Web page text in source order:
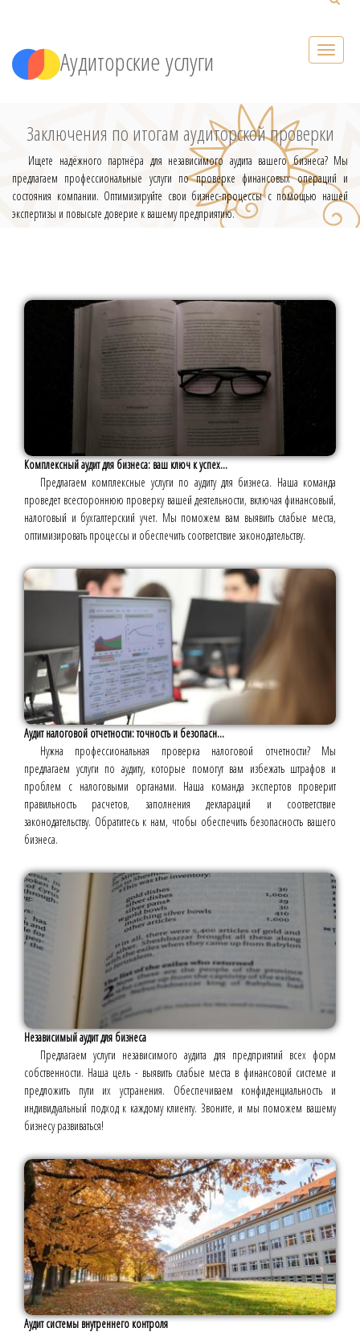
Аудиторские услуги
Заключения по итогам аудиторской проверки
Ищете надёжного партнёра для независимого аудита вашего бизнеса? Мы
предлагаем профессиональные услуги по проверке финансовых операций и
состояния компании. Оптимизируйте свои бизнес-процессы с помощью нашей
экспертизы и повысьте доверие к вашему предприятию.
Комплексный аудит для бизнеса: ваш ключ к успех...
Предлагаем комплексные услуги по аудиту для бизнеса. Наша команда
проведет всестороннюю проверку вашей деятельности, включая финансовый,
налоговый и бухгалтерский учет. Мы поможем вам выявить слабые места,
оптимизировать процессы и обеспечить соответствие законодательству.
Аудит налоговой отчетности: точность и безопасн...
Нужна профессиональная проверка налоговой отчетности? Мы
предлагаем услуги по аудиту, которые помогут вам избежать штрафов и
проблем с налоговыми органами. Наша команда экспертов проверит
правильность расчетов, заполнения деклараций и соответствие
законодательству. Обратитесь к нам, чтобы обеспечить безопасность вашего
бизнеса.
Независимый аудит для бизнеса
Предлагаем услуги независимого аудита для предприятий всех форм
собственности. Наша цель - выявить слабые места в финансовой системе и
предложить пути их устранения. Обеспечиваем конфиденциальность и
индивидуальный подход к каждому клиенту. Звоните, и мы поможем вашему
бизнесу развиваться!
Аудит системы внутреннего контроля